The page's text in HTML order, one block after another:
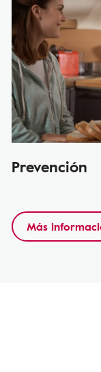
Prevención
Más